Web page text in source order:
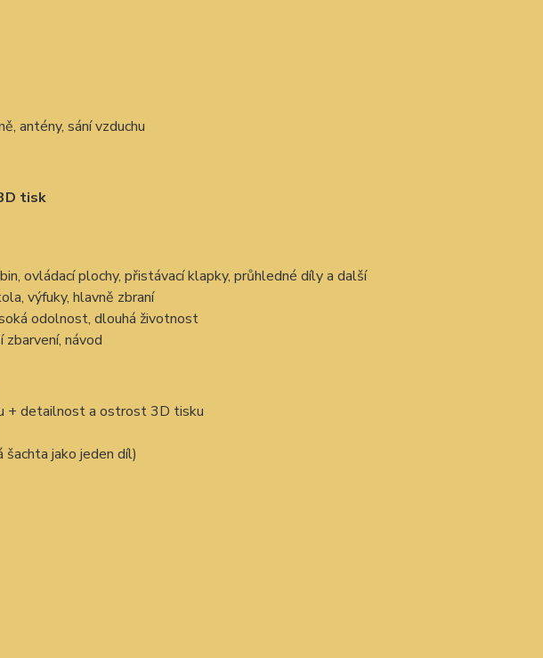
antény, sání vzduchu
tisk
ovládací plochy, přistávací klapky, průhledné díly a další
výfuky, hlavně zbraní
odolnost, dlouhá životnost
návod
+ detailnost a ostrost 3D tisku
jako jeden díl)